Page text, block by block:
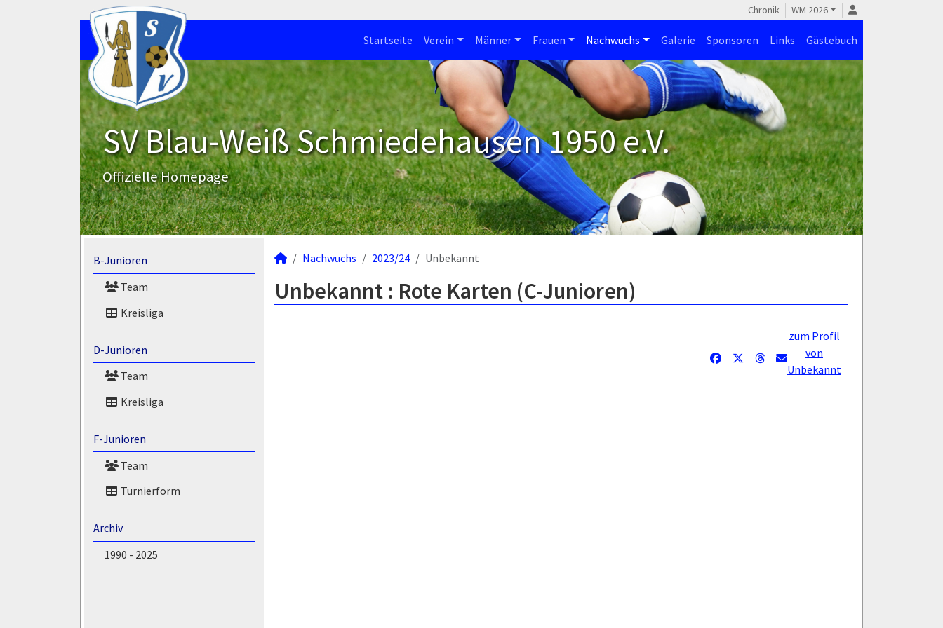
Chronik WM 2026
Startseite Verein Männer Frauen Nachwuchs Galerie Sponsoren Links Gästebuch
SV Blau-Weiß Schmiedehausen 1950 e.V.
Offizielle Homepage
B-Junioren
Team
Kreisliga
D-Junioren
Team
Kreisliga
F-Junioren
Team
Turnierform
Archiv
1990 - 2025
Nachwuchs 2023/24 Unbekannt
Unbekannt : Rote Karten (C-Junioren)
zum Profil
von
Unbekannt